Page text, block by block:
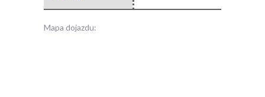
Mapa dojazdu: